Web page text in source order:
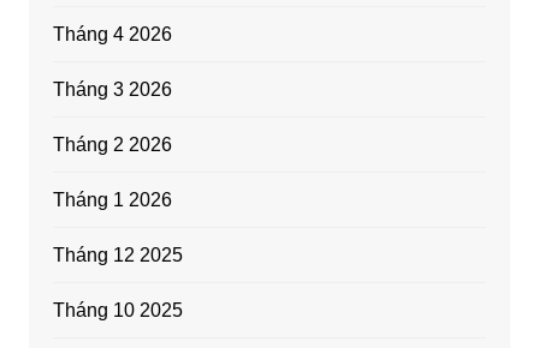
Tháng 4 2026
Tháng 3 2026
Tháng 2 2026
Tháng 1 2026
Tháng 12 2025
Tháng 10 2025